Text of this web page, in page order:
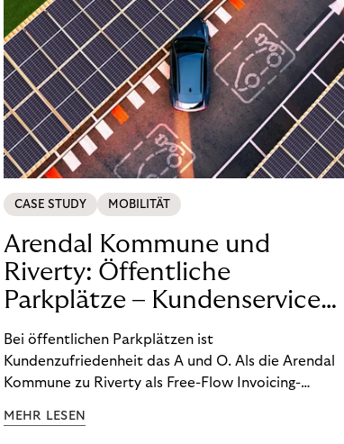
CASE STUDY MOBILITÄT
Arendal Kommune und
Riverty: Öffentliche
Parkplätze – Kundenservice
neu definiert
Bei öffentlichen Parkplätzen ist
Kundenzufriedenheit das A und O. Als die Arendal
Kommune zu Riverty als Free-Flow Invoicing-
Kundenservice deutlich bemerkbar.
MEHR LESEN